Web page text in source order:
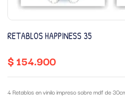
RETABLOS HAPPINESS 35
$154.900
4 Retablos en vinilo impreso sobre mdf de